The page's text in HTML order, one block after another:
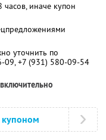
иначе купон
уточнить по
09, +7 (931) 580-09-54
купоном